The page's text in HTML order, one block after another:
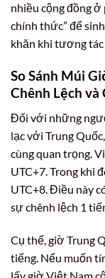
nhiều cộng đồng
chính thức” để
khăn khi tương tác
So Sánh Múi
Chênh Lệch và
Đối với những
lạc với Trung
cùng quan trọng.
UTC+7. Trong khi
UTC+8. Điều này
sự chênh lệch 1
Cụ thể, giờ Trung
tiếng. Nếu muốn
lấy giờ Việt Nam